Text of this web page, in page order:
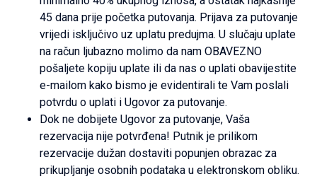
45 dana prije početka putovanja. Prijava za putovanje
vrijedi isključivo uz uplatu predujma. U slučaju uplate
na račun ljubazno molimo da nam OBAVEZNO
pošaljete kopiju uplate ili da nas o uplati obavijestite
e-mailom kako bismo je evidentirali te Vam poslali
potvrdu o uplati i Ugovor za putovanje.
Dok ne dobijete Ugovor za putovanje, Vaša
rezervacija nije potvrđena! Putnik je prilikom
rezervacije dužan dostaviti popunjen obrazac za
prikupljanje osobnih podataka u elektronskom obliku.